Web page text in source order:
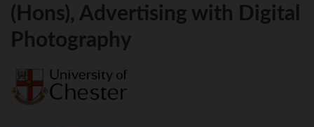
(Hons), Advertising with Digital
Photography